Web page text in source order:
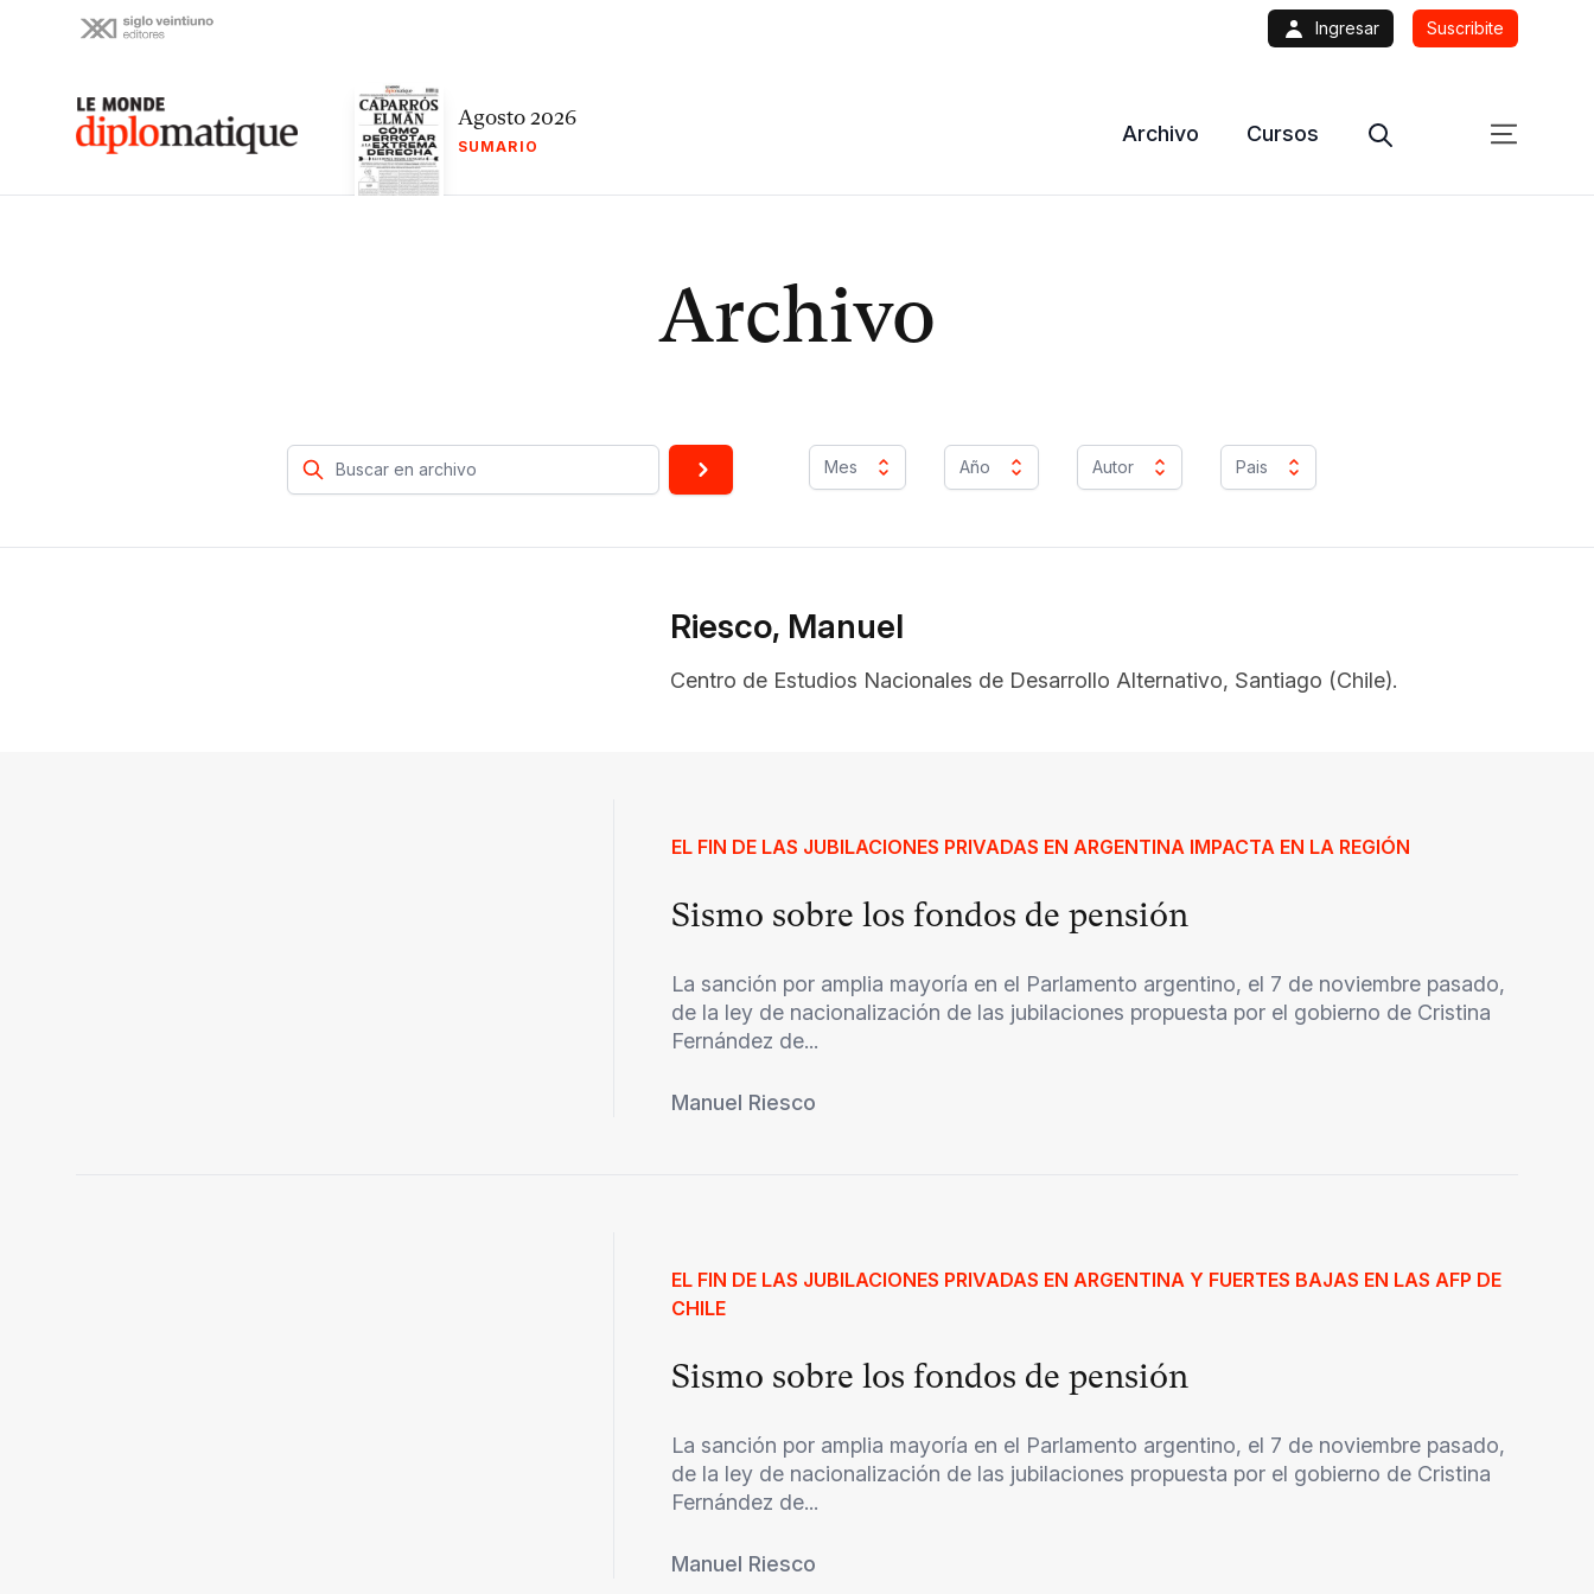
Ingresar Suscribite
Le monde diplomatique Agosto 2026
SUMARIO
Archivo Cursos
Archivo
Mes Año Autor Pais
Riesco, Manuel
Centro de Estudios Nacionales de Desarrollo Alternativo, Santiago (Chile).
EL FIN DE LAS JUBILACIONES PRIVADAS EN ARGENTINA IMPACTA EN LA REGIÓN
Sismo sobre los fondos de pensión
La sanción por amplia mayoría en el Parlamento argentino, el 7 de noviembre pasado,
de la ley de nacionalización de las jubilaciones propuesta por el gobierno de Cristina
Fernández de...
Manuel Riesco
EL FIN DE LAS JUBILACIONES PRIVADAS EN ARGENTINA Y FUERTES BAJAS EN LAS AFP DE
CHILE
Sismo sobre los fondos de pensión
La sanción por amplia mayoría en el Parlamento argentino, el 7 de noviembre pasado,
de la ley de nacionalización de las jubilaciones propuesta por el gobierno de Cristina
Fernández de...
Manuel Riesco